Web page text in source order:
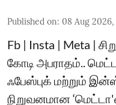
Published on: 08 Aug 2026,
Fb | Insta | Meta |
கோடி அபராதம்..
ஃபேஸ்புக் மற்றும்
நிறுவனமான